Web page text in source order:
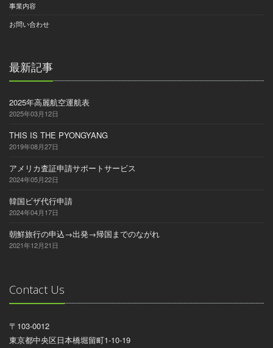
事業内容
お問い合わせ
最新記事
2025年高麗航空運航表
2025年03月12日
THIS IS THE PYONGYANG
2019年08月27日
アメリカ査証申請サポートサービス
2024年05月22日
韓国ビザ代行申請
2024年04月17日
朝鮮旅行の申込→出発→帰国までのながれ
2021年12月21日
Contact Us
〒103-0012
東京都中央区日本橋堀留町1-10-19